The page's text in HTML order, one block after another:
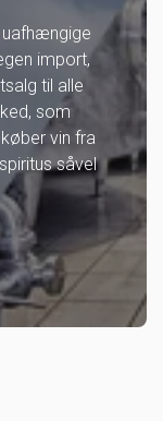
import,
til alle
som
vin fra
såvel